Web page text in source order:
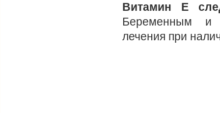
Витамин Е
Беременным и
лечения при